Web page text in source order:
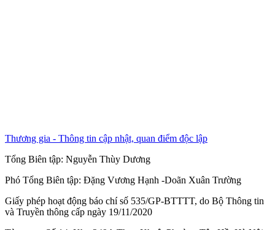
Thương gia - Thông tin cập nhật, quan điểm độc lập
Tổng Biên tập: Nguyễn Thùy Dương
Phó Tổng Biên tập: Đặng Vương Hạnh -Doãn Xuân Trường
Giấy phép hoạt động báo chí số 535/GP-BTTTT, do Bộ Thông tin
và Truyền thông cấp ngày 19/11/2020